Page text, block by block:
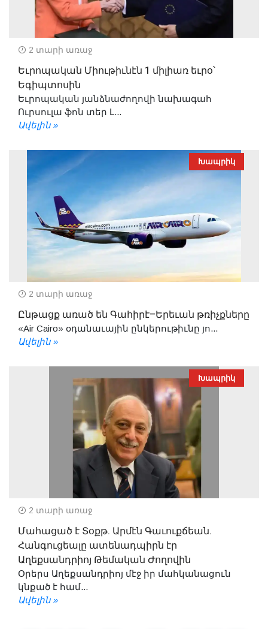
2 տարի առաջ
Եւրոպական Միութիւնէն 1 միլիառ եւրօ՝
Եգիպտոսին
Եւրոպական յանձնաժողովի նախագահ
Ուրսուլա ֆոն տեր Լ...
Ավելին »
Խապրիկ
2 տարի առաջ
Ընթացք առած են Գահիրէ–Երեւան թռիչքները
«Air Cairo» օդանաւային ընկերութիւնը յո...
Ավելին »
Խապրիկ
2 տարի առաջ
Մահացած է Տօքթ. Արմէն Գաւուքճեան.
Հանգուցեալը ատենադպիրն էր
Աղեքսանդրիոյ Թեմական Ժողովին
Օրերս Աղեքսանդրիոյ մէջ իր մահկանացուն
կնքած է համ...
Ավելին »